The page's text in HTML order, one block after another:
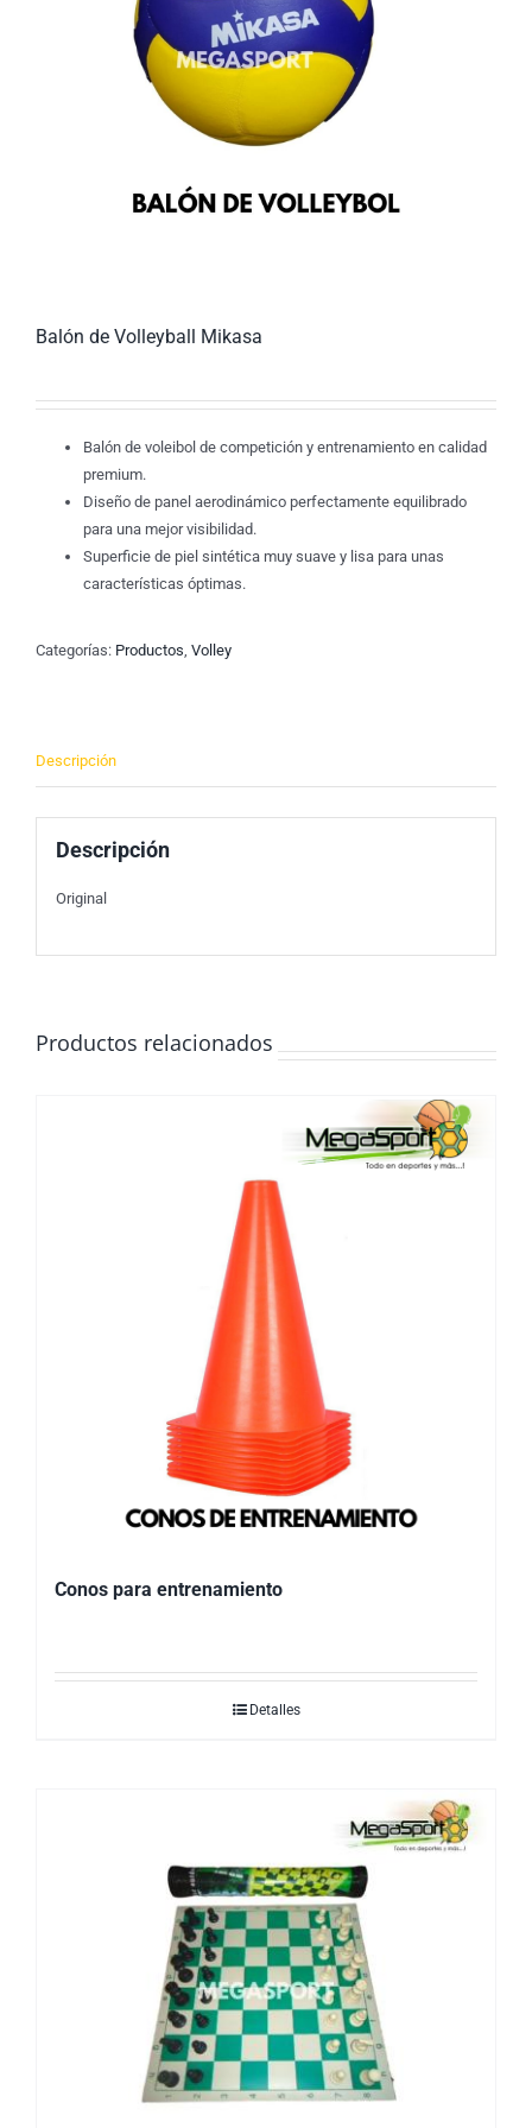
Balón de Volleyball Mikasa
Balón de voleibol de competición y entrenamiento en calidad
premium.
Diseño de panel aerodinámico perfectamente equilibrado
para una mejor visibilidad.
Superficie de piel sintética muy suave y lisa para unas
características óptimas.
Categorías: Productos Volley
Descripción
Descripción
Original
Productos relacionados
Conos para entrenamiento
Detalles